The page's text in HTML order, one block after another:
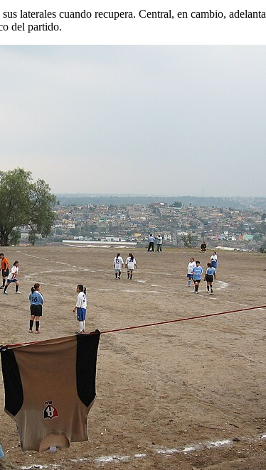
laterales cuando recupera. Central, en cambio,
del partido.